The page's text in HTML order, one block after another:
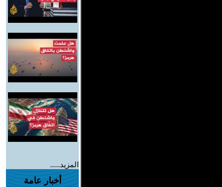
المزيد.....
أخبار عامة